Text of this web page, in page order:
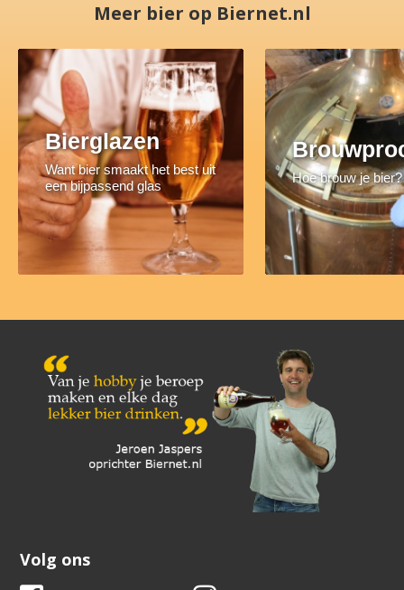
Meer bier op Biernet.nl
Bierglazen
Want bier smaakt het best uit
een bijpassend glas
Hoe brouw je bier?
Volg ons